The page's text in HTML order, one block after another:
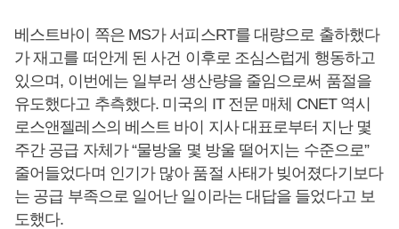
베스트바이 쪽은 MS가 서피스RT를 대량으로 출하했다
가 재고를 떠안게 된 사건 이후로 조심스럽게 행동하고
있으며, 이번에는 일부러 생산량을 줄임으로써 품절을
유도했다고 추측했다. 미국의 IT 전문 매체 CNET 역시
로스앤젤레스의 베스트 바이 지사 대표로부터 지난 몇
주간 공급 자체가 “물방울 몇 방울 떨어지는 수준으로”
줄어들었다며 인기가 많아 품절 사태가 빚어졌다기보다
는 공급 부족으로 일어난 일이라는 대답을 들었다고 보
도했다.